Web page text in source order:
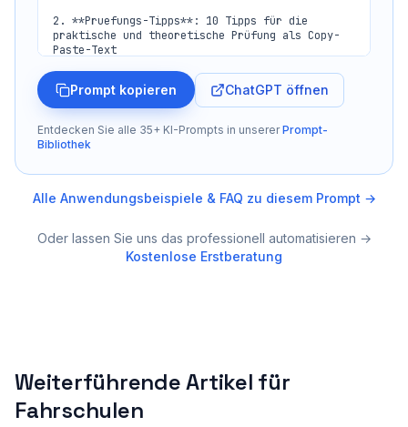
2. **Pruefungs-Tipps**: 10 Tipps für die
praktische und theoretische Prüfung als Copy-
Paste-Text
3. **Social Media Content**:
   - 8 TikTok/Instagram-Reel-Ideen
(Pruefungstipps, Fahrschul-Alltag, Bestanden-
Fotos)
   - Hashtag-Liste für maximale Reichweite
Bewertungsbitte)
Darstellung der Fahrschulkosten für die Website
Prompt kopieren ChatGPT öffnen
Entdecken Sie alle 35+ KI-Prompts in unserer Prompt-
Bibliothek
Alle Anwendungsbeispiele & FAQ zu diesem Prompt →
Oder lassen Sie uns das professionell automatisieren →
Kostenlose Erstberatung
Weiterführende Artikel für
Fahrschulen